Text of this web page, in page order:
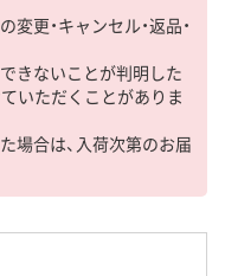
更・キャンセル・返品・
きないことが判明した
いただくことがありま
場合は、入荷次第のお届